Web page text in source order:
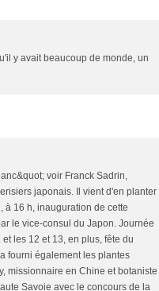
y avait beaucoup de monde, un
voir Franck Sadrin,
japonais. Il vient d'en planter
à 16 h, inauguration de cette
le vice-consul du Japon. Journée
les 12 et 13, en plus, fête du
fourni également les plantes
missionnaire en Chine et botaniste
Savoie avec le concours de la